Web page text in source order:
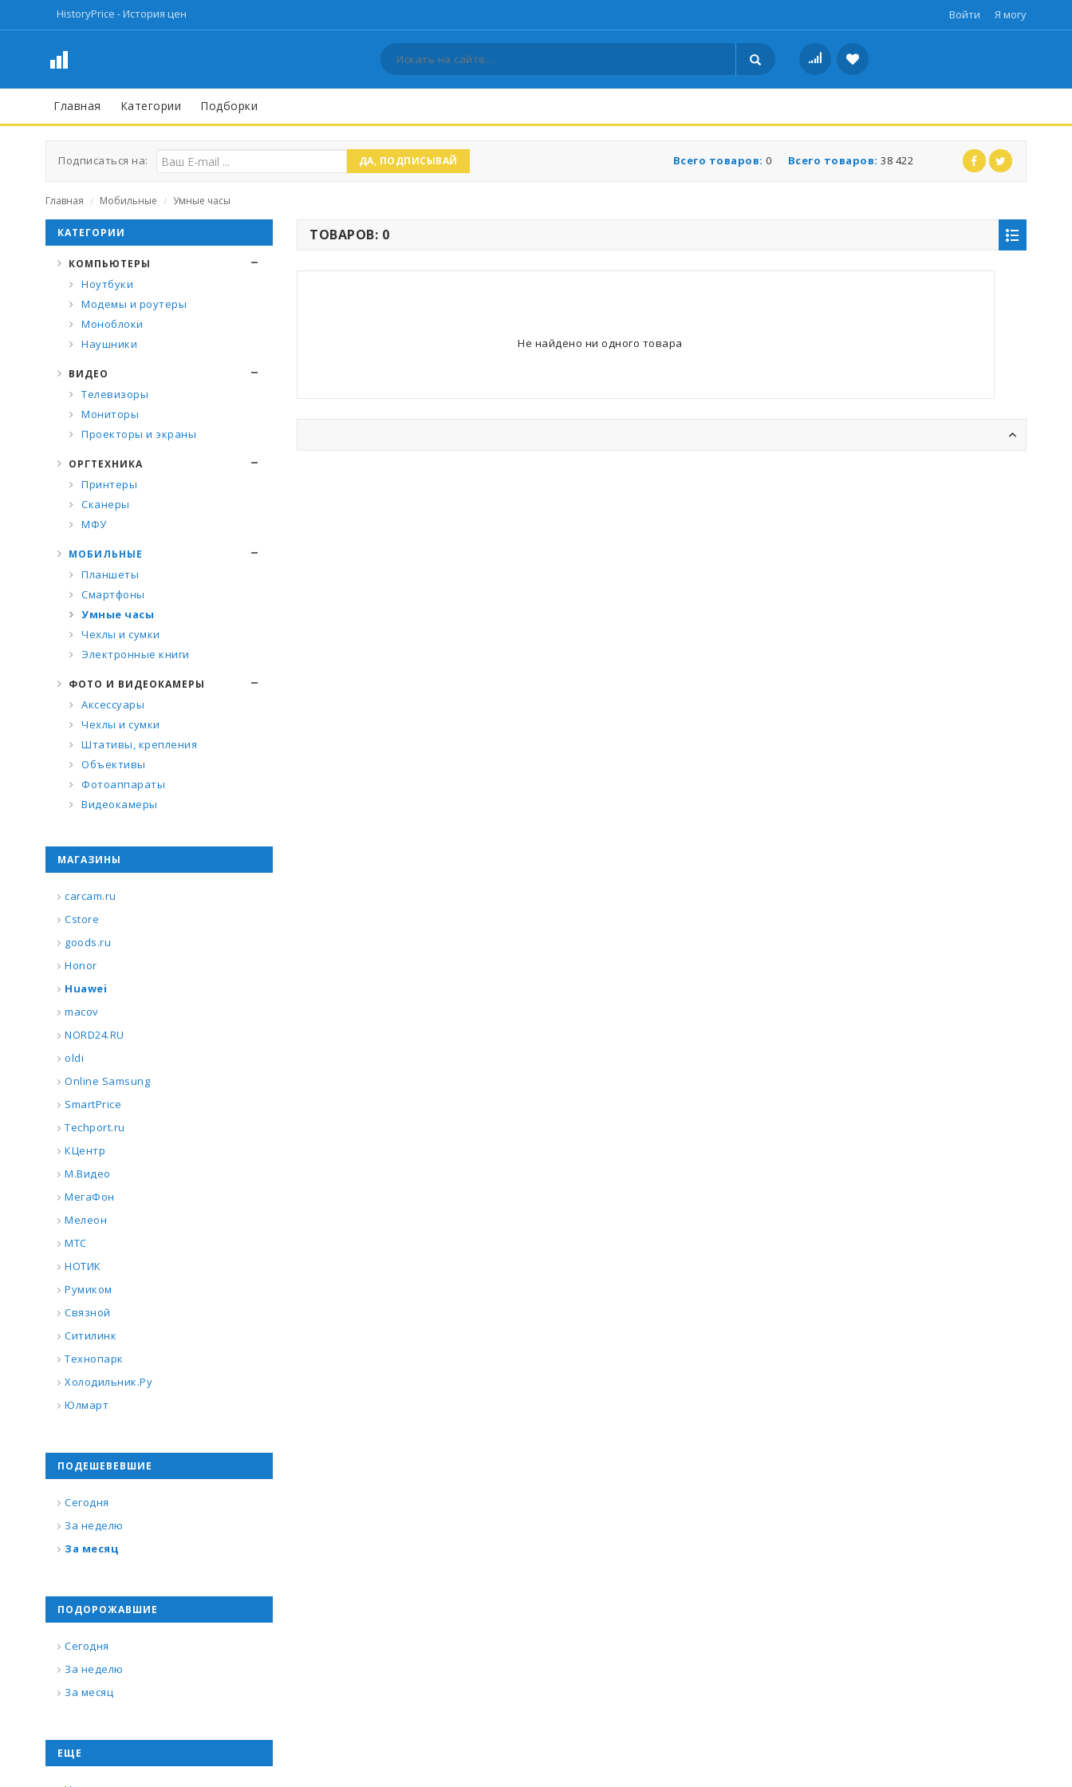
HistoryPrice - История цен Войти Я могу
Главная Категории Подборки
Подписаться на: ДА, ПОДПИСЫВАЙ Всего товаров: 38 422
Всего товаров: 0
Главная / Мобильные / Умные часы
ТОВАРОВ: 0
Не найдено ни одного товара
КАТЕГОРИИ
КОМПЬЮТЕРЫ
Ноутбуки
Модемы и роутеры
Моноблоки
Наушники
ВИДЕО
Телевизоры
Мониторы
Проекторы и экраны
ОРГТЕХНИКА
Принтеры
Сканеры
МФУ
МОБИЛЬНЫЕ
Планшеты
Смартфоны
Умные часы
Чехлы и сумки
Электронные книги
ФОТО И ВИДЕОКАМЕРЫ
Аксессуары
Чехлы и сумки
Штативы, крепления
Объективы
Фотоаппараты
Видеокамеры
МАГАЗИНЫ
carcam.ru
Cstore
goods.ru
Honor
Huawei
macov
NORD24.RU
oldi
Online Samsung
SmartPrice
Techport.ru
КЦентр
М.Видео
МегаФон
Мелеон
МТС
НОТИК
Румиком
Связной
Ситилинк
Технопарк
Холодильник.Ру
Юлмарт
ПОДЕШЕВЕВШИЕ
Сегодня
За неделю
За месяц
ПОДОРОЖАВШИЕ
Сегодня
За неделю
За месяц
ЕЩЕ